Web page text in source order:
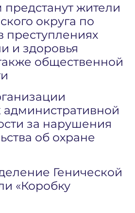
жители
округа по
преступлениях
и здоровья
общественной
за нарушения
об охране
Генической
«Коробку